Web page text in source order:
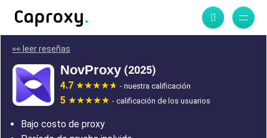
👀 leer reseñas
NovProxy (2025)
4.7 - nuestra calificación
5 - calificación de los usuarios
Bajo costo de proxy